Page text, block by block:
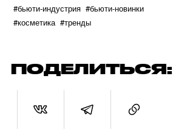
#бьюти-индустрия #бьюти-новинки
#косметика #тренды
ПОДЕЛИТЬСЯ: